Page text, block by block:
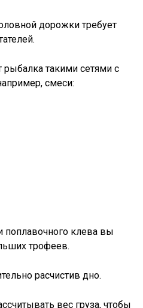
дорожки требует
такими сетями с
смеси:
поплавочного клева вы
трофеев.
расчистив дно.
вес груза, чтобы